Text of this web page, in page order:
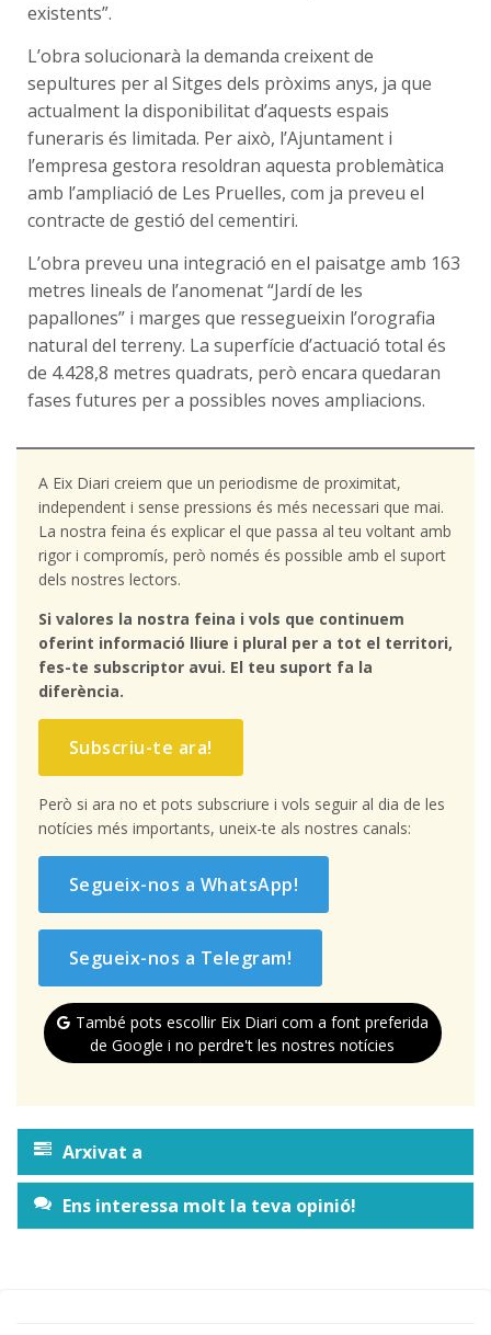
existents”.
L’obra solucionarà la demanda creixent de
sepultures per al Sitges dels pròxims anys, ja que
actualment la disponibilitat d’aquests espais
funeraris és limitada. Per això, l’Ajuntament i
l’empresa gestora resoldran aquesta problemàtica
amb l’ampliació de Les Pruelles, com ja preveu el
contracte de gestió del cementiri.
L’obra preveu una integració en el paisatge amb 163
metres lineals de l’anomenat “Jardí de les
papallones” i marges que ressegueixin l’orografia
natural del terreny. La superfície d’actuació total és
de 4.428,8 metres quadrats, però encara quedaran
fases futures per a possibles noves ampliacions.
A Eix Diari creiem que un periodisme de proximitat,
independent i sense pressions és més necessari que mai.
La nostra feina és explicar el que passa al teu voltant amb
rigor i compromís, però només és possible amb el suport
dels nostres lectors.
Si valores la nostra feina i vols que continuem
oferint informació lliure i plural per a tot el territori,
fes-te subscriptor avui. El teu suport fa la
diferència.
Subscriu-te ara!
Però si ara no et pots subscriure i vols seguir al dia de les
notícies més importants, uneix-te als nostres canals:
Segueix-nos a WhatsApp!
Segueix-nos a Telegram!
També pots escollir Eix Diari com a font preferida
de Google i no perdre't les nostres notícies
Arxivat a
Ens interessa molt la teva opinió!